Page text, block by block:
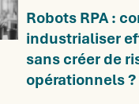
Robots RPA :
industrialiser
sans créer de
opérationnels ?